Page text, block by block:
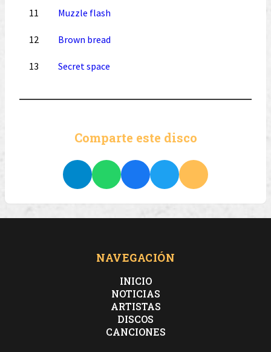
11 Muzzle flash
12 Brown bread
13 Secret space
Comparte este disco
NAVEGACIÓN
INICIO
NOTICIAS
ARTISTAS
DISCOS
CANCIONES